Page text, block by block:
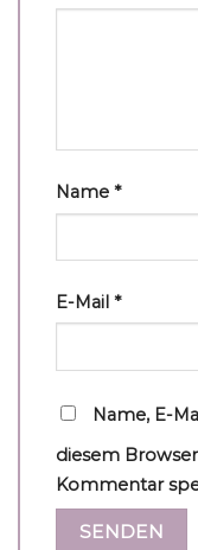
Name *
E-Mail *
Name, E-
diesem
Kommentar